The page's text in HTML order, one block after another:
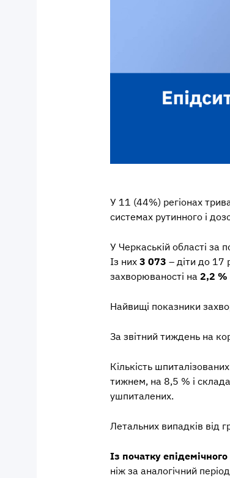
У 11 (44%) регіонах
системах рутинного і
У Черкаській області за
Із них 3 073 – діти до 17
захворюваності на 2,2 %
Найвищі показники
За звітний тиждень на
Кількість
тижнем, на 8,5 % і
ушпиталених.
Летальних випадків від
Із початку
ніж за аналогічний